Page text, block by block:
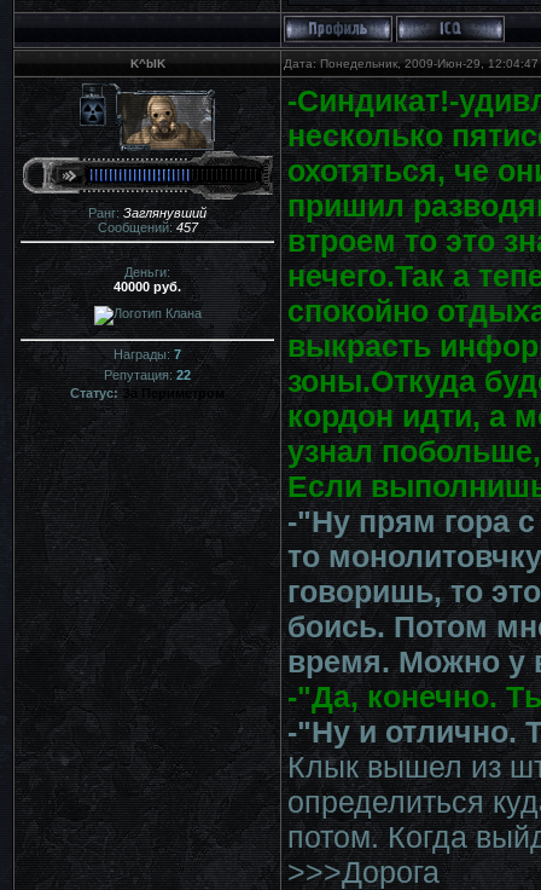
K^bIK Дата: Понедельник, 2009-Июн-29,
Ранг: Заглянувший
Сообщений:457
Деньги:
40000 руб.
Награды:7
Репутация:22
Статус:За Периметром
-Синдикат!-
несколько
охотяться, че
пришил
втроем то это
нечего.Так а
спокойно
выкрасть
зоны.Откуда
кордон идти, а
узнал
Если
-"Ну прям гора
то
говоришь, то
боись. Потом
время. Можно у
-"Да, конечно.
-"Ну и отлично.
Клык вышел из
определиться
потом. Когда
>>>Дорога